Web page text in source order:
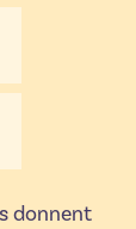
donnent